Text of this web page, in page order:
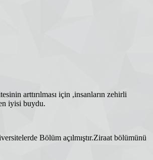
arttırılması için ,insanların zehirli
iyisi buydu.
Bölüm açılmıştır.Ziraat bölümünü